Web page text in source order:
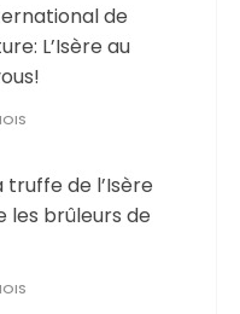
de
L’Isère au
truffe de l’Isère
les brûleurs de